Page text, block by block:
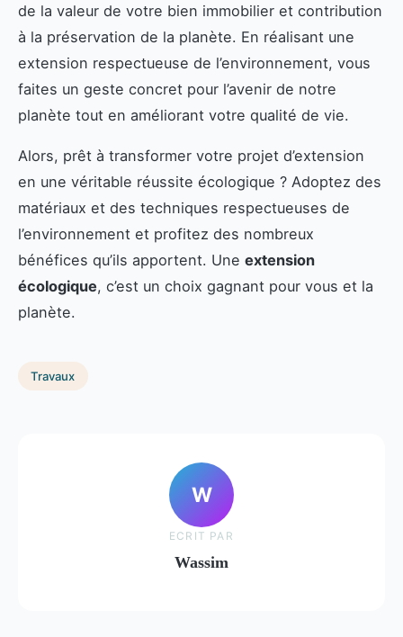
de la valeur de votre bien immobilier et contribution
à la préservation de la planète. En réalisant une
extension respectueuse de l’environnement, vous
faites un geste concret pour l’avenir de notre
planète tout en améliorant votre qualité de vie.
Alors, prêt à transformer votre projet d’extension
en une véritable réussite écologique ? Adoptez des
matériaux et des techniques respectueuses de
l’environnement et profitez des nombreux
bénéfices qu’ils apportent. Une extension
écologique, c’est un choix gagnant pour vous et la
planète.
Travaux
W
ECRIT PAR
Wassim